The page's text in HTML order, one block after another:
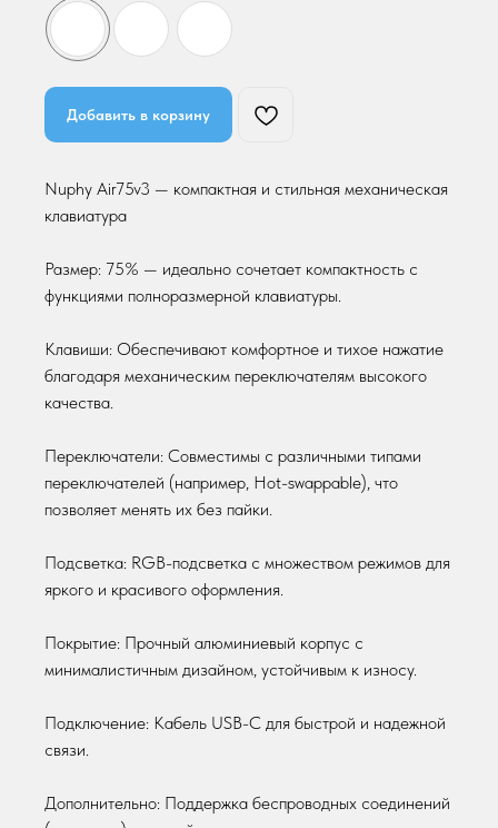
Добавить в корзину
Nuphy Air75v3 — компактная и стильная механическая
клавиатура
Размер: 75% — идеально сочетает компактность с
функциями полноразмерной клавиатуры.
Клавиши: Обеспечивают комфортное и тихое нажатие
благодаря механическим переключателям высокого
качества.
Переключатели: Совместимы с различными типами
переключателей (например, Hot-swappable), что
позволяет менять их без пайки.
Подсветка: RGB-подсветка с множеством режимов для
яркого и красивого оформления.
Покрытие: Прочный алюминиевый корпус с
минималистичным дизайном, устойчивым к износу.
Подключение: Кабель USB-C для быстрой и надежной
связи.
Дополнительно: Поддержка беспроводных соединений
МАГАЗИН
Клавиатуры
Аксессуары для клавиатур и мышей
Наушники
ОБРАТНАЯ СВЯЗЬ
info@ne4store.ru
+7 916 677 49 24